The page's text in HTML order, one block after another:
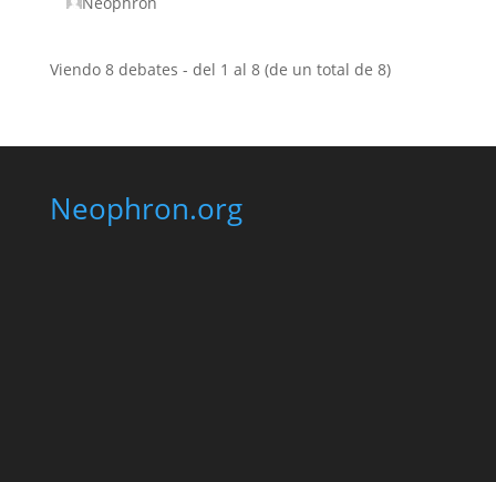
Viendo 8 debates - del 1 al 8 (de un total de 8)
Neophron.org